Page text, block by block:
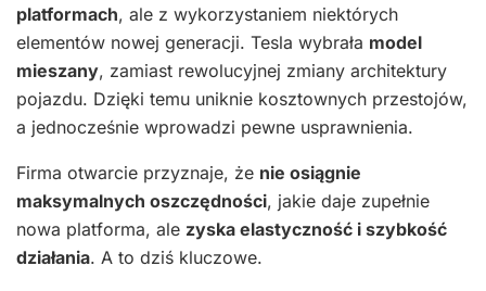
platformach, ale z wykorzystaniem niektórych
elementów nowej generacji. Tesla wybrała model
mieszany, zamiast rewolucyjnej zmiany architektury
pojazdu. Dzięki temu uniknie kosztownych przestojów,
a jednocześnie wprowadzi pewne usprawnienia.
Firma otwarcie przyznaje, że nie osiągnie
maksymalnych oszczędności, jakie daje zupełnie
nowa platforma, ale zyska elastyczność i szybkość
działania. A to dziś kluczowe.